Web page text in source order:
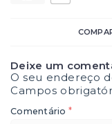
Deixe um
O seu endereço
Campos
Comentário *